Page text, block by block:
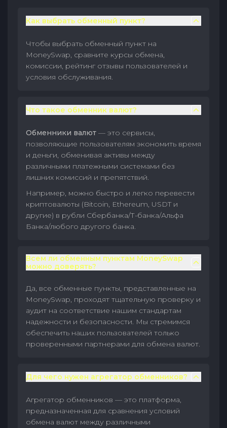
Как выбрать обменный пункт?
Чтобы выбрать обменный пункт на
MoneySwap, сравните курсы обмена,
комиссии, рейтинг отзывы пользователей и
условия обслуживания.
Что такое обменник валют?
Обменники валют — это сервисы,
позволяющие пользователям экономить время
и деньги, обменивая активы между
различными платежными системами без
лишних комиссий и препятствий.
Например, можно быстро и легко перевести
криптовалюты (Bitcoin, Ethereum, USDT и
другие) в рубли Сбербанка/Т-банка/Альфа
Банка/любого другого банка.
Всем ли обменным пунктам MoneySwap
можно доверять?
Да, все обменные пункты, представленные на
MoneySwap, проходят тщательную проверку и
аудит на соответствие нашим стандартам
надежности и безопасности. Мы стремимся
обеспечить наших пользователей только
проверенными партнерами для обмена валют.
Для чего нужен агрегатор обменников?
Агрегатор обменников — это платформа,
предназначенная для сравнения условий
обмена валют между различными